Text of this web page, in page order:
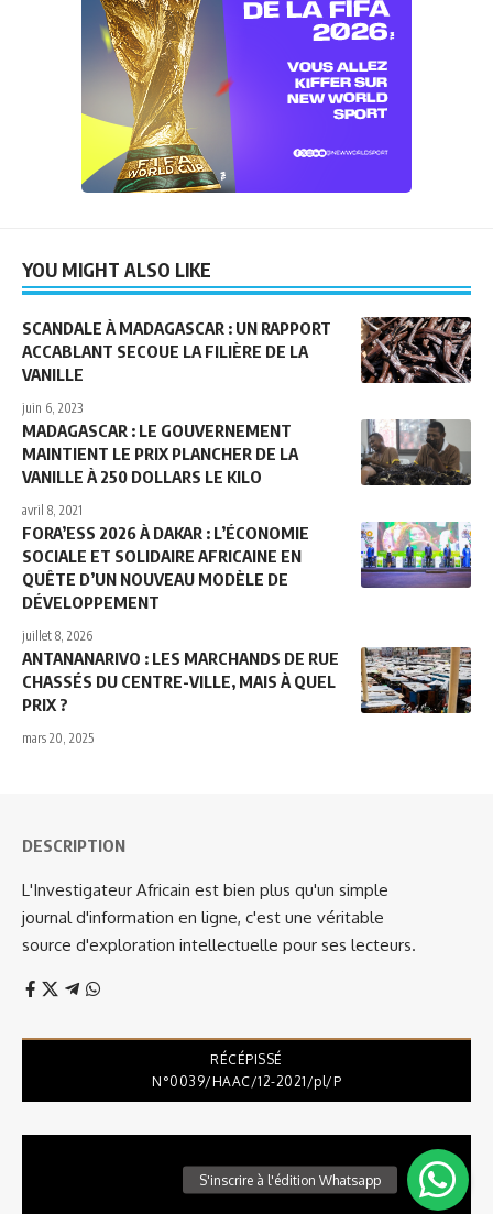
YOU MIGHT ALSO LIKE
SCANDALE À MADAGASCAR : UN RAPPORT
ACCABLANT SECOUE LA FILIÈRE DE LA
VANILLE
juin 6, 2023
MADAGASCAR : LE GOUVERNEMENT
MAINTIENT LE PRIX PLANCHER DE LA
VANILLE À 250 DOLLARS LE KILO
avril 8, 2021
FORA’ESS 2026 À DAKAR : L’ÉCONOMIE
SOCIALE ET SOLIDAIRE AFRICAINE EN
QUÊTE D’UN NOUVEAU MODÈLE DE
DÉVELOPPEMENT
juillet 8, 2026
ANTANANARIVO : LES MARCHANDS DE RUE
CHASSÉS DU CENTRE-VILLE, MAIS À QUEL
PRIX ?
mars 20, 2025
DESCRIPTION
L'Investigateur Africain est bien plus qu'un simple
journal d'information en ligne, c'est une véritable
source d'exploration intellectuelle pour ses lecteurs.
RÉCÉPISSÉ
N°0039/HAAC/12-2021/pl/P